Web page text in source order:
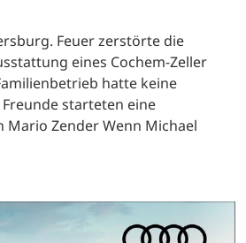
Feuer zerstörte die
eines Cochem-Zeller
hatte keine
starteten eine
Mario Zender Wenn Michael